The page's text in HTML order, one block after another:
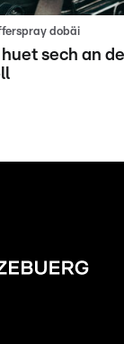
dobäi
sech an